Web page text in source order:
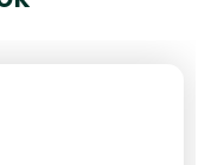
draadkruis